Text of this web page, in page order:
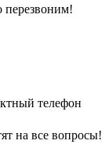
перезвоним!
телефон
на все вопросы!